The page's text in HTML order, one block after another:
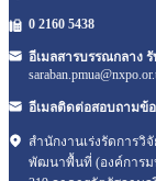
0 2160 5438
อีเมลสารบรรณกลาง
อีเมลติดต่อสอบถามข้
สำนักงานเร่งรัดการ
พัฒนาพื้นที่ (องค์การ